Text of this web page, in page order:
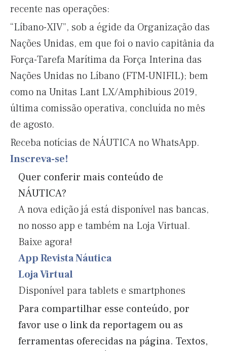
recente nas operações:
“Líbano-XIV”, sob a égide da Organização das
Nações Unidas, em que foi o navio capitânia da
Força-Tarefa Marítima da Força Interina das
Nações Unidas no Líbano (FTM-UNIFIL); bem
como na Unitas Lant LX/Amphibious 2019,
última comissão operativa, concluída no mês
de agosto.
Receba notícias de NÁUTICA no WhatsApp.
Inscreva-se!
Quer conferir mais conteúdo de
NÁUTICA?
A nova edição já está disponível nas bancas,
no nosso app e também na Loja Virtual.
Baixe agora!
App Revista Náutica
Loja Virtual
Disponível para tablets e smartphones
Para compartilhar esse conteúdo, por
favor use o link da reportagem ou as
ferramentas oferecidas na página. Textos,